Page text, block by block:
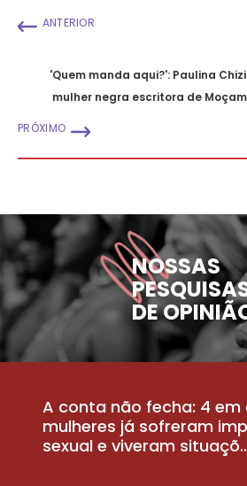
ANTERIOR
'Quem manda aqui?': Paulina
mulher negra escritora de
PRÓXIMO
NOSSAS
DE
A conta não fecha: 4 em
mulheres já sofreram
sexual e viveram